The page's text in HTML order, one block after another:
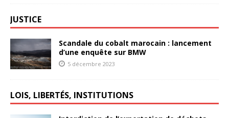
JUSTICE
Scandale du cobalt marocain : lancement
d’une enquête sur BMW
5 décembre 2023
LOIS, LIBERTÉS, INSTITUTIONS